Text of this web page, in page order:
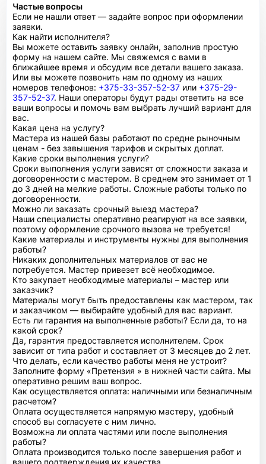
Частые вопросы
Если не нашли ответ — задайте вопрос при оформлении
заявки.
Как найти исполнителя?
Вы можете оставить заявку онлайн, заполнив простую
форму на нашем сайте. Мы свяжемся с вами в
ближайшее время и обсудим все детали вашего заказа.
Или вы можете позвонить нам по одному из наших
номеров телефонов: +375-33-357-52-37 или +375-29-
357-52-37. Наши операторы будут рады ответить на все
ваши вопросы и помочь вам выбрать лучший вариант для
вас.
Какая цена на услугу?
Мастера из нашей базы работают по средне рыночным
ценам - без завышения тарифов и скрытых доплат.
Какие сроки выполнения услуги?
Сроки выполнения услуги зависят от сложности заказа и
договоренности с мастером. В среднем это занимает от 1
до 3 дней на мелкие работы. Сложные работы только по
договоренности.
Можно ли заказать срочный выезд мастера?
Наши специалисты оперативно реагируют на все заявки,
поэтому оформление срочного вызова не требуется!
Какие материалы и инструменты нужны для выполнения
работы?
Никаких дополнительных материалов от вас не
потребуется. Мастер привезет всё необходимое.
Кто закупает необходимые материалы – мастер или
заказчик?
Материалы могут быть предоставлены как мастером, так
и заказчиком — выбирайте удобный для вас вариант.
Есть ли гарантия на выполненные работы? Если да, то на
какой срок?
Да, гарантия предоставляется исполнителем. Срок
зависит от типа работ и составляет от 3 месяцев до 2 лет.
Что делать, если качество работы меня не устроит?
Заполните форму «Претензия » в нижней части сайта. Мы
оперативно решим ваш вопрос.
Как осуществляется оплата: наличными или безналичным
расчетом?
Оплата осуществляется напрямую мастеру, удобный
способ вы согласуете с ним лично.
Возможна ли оплата частями или после выполнения
работы?
Оплата производится только после завершения работ и
вашего подтверждения их качества.